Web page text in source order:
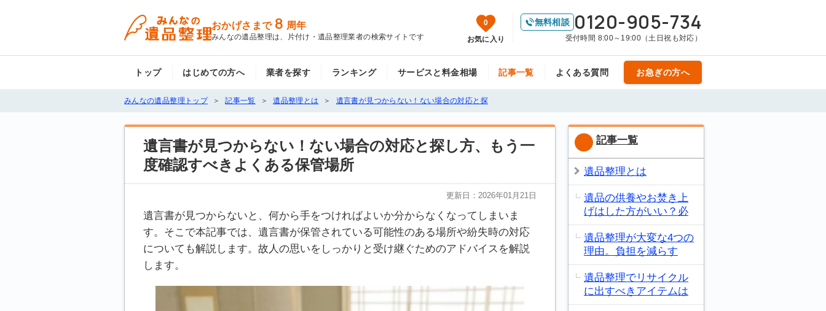
おかげさまで 8 周年
みんなの遺品整理は、片付け・遺品整理業者の検索サイトです
0
お気に入り
無料相談 0120-905-734
受付時間 8:00～19:00（土日祝も対応）
トップ はじめての方へ 業者を探す ランキング サービスと料金相場 記事一覧 よくある質問 お急ぎの方へ
みんなの遺品整理トップ 記事一覧 遺品整理とは 遺言書が見つからない！ない場合の対応と探
遺言書が見つからない！ない場合の対応と探し方、もう一
度確認すべきよくある保管場所
更新日： 2026年01月21日
遺言書が見つからないと、何から手をつければよいか分からなくなってしまいま
す。そこで本記事では、遺言書が保管されている可能性のある場所や紛失時の対応
についても解説します。故人の思いをしっかりと受け継ぐためのアドバイスを解説
します。
記事一覧
遺品整理とは
遺品の供養やお焚き上
げはした方がいい？必
遺品整理が大変な4つの
理由。負担を減らす
遺品整理でリサイクル
に出すべきアイテムは